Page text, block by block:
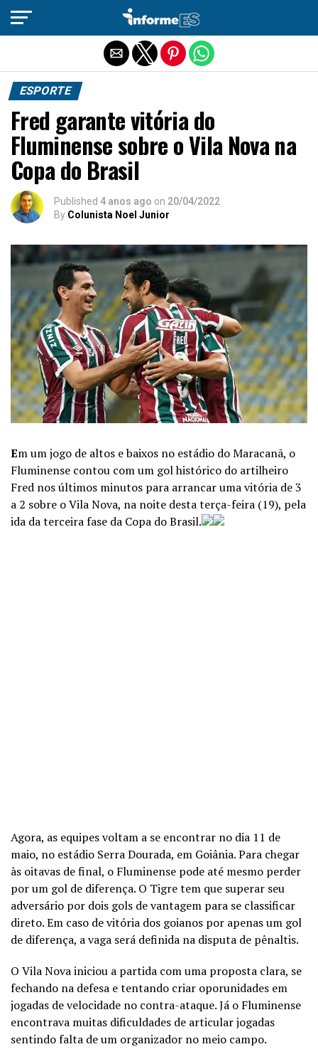
ESPORTE
Fred garante vitória do
Fluminense sobre o Vila Nova na
Copa do Brasil
Published 4 anos ago on 20/04/2022
By Colunista Noel Junior
Em um jogo de altos e baixos no estádio do Maracanã, o
Fluminense contou com um gol histórico do artilheiro
Fred nos últimos minutos para arrancar uma vitória de 3
a 2 sobre o Vila Nova, na noite desta terça-feira (19), pela
ida da terceira fase da Copa do Brasil.
Agora, as equipes voltam a se encontrar no dia 11 de
maio, no estádio Serra Dourada, em Goiânia. Para chegar
às oitavas de final, o Fluminense pode até mesmo perder
por um gol de diferença. O Tigre tem que superar seu
adversário por dois gols de vantagem para se classificar
direto. Em caso de vitória dos goianos por apenas um gol
de diferença, a vaga será definida na disputa de pênaltis.
O Vila Nova iniciou a partida com uma proposta clara, se
fechando na defesa e tentando criar oporunidades em
jogadas de velocidade no contra-ataque. Já o Fluminense
encontrava muitas dificuldades de articular jogadas
sentindo falta de um organizador no meio campo.
Sair da versão mobile